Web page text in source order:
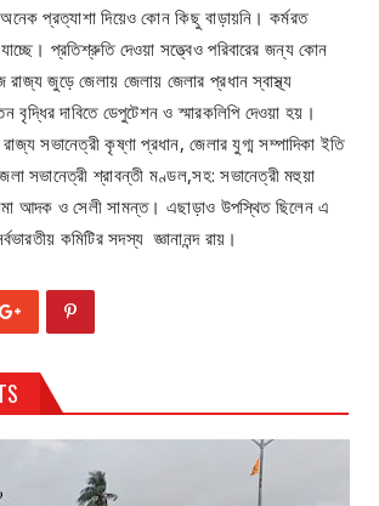
প্রত্যাশা দিয়েও কোন কিছু বাড়ায়নি। কর্মরত
প্রতিশ্রুতি দেওয়া সত্ত্বেও পরিবারের জন্য কোন
জুড়ে জেলায় জেলায় জেলার প্রধান স্বাস্থ্য
বৃদ্ধির দাবিতে ডেপুটেশন ও স্মারকলিপি দেওয়া হয়।
সভানেত্রী কৃষ্ণা প্রধান, জেলার যুগ্ম সম্পাদিকা ইতি
সভানেত্রী শ্রাবন্তী মণ্ডল,সহ: সভানেত্রী মহুয়া
আদক ও সেলী সামন্ত। এছাড়াও উপস্থিত ছিলেন এ
কমিটির সদস্য জ্ঞানানন্দ রায়।